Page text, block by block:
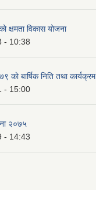
क्षमता विकास योजना
- 10:38
काे बार्षिक निति तथा कार्यक्रम
- 15:00
२०७५
- 14:43